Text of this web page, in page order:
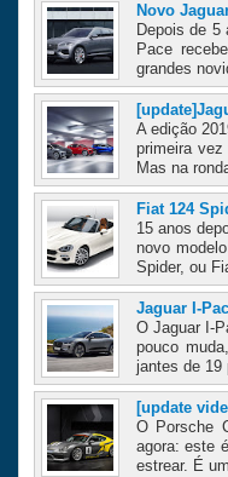
Novo
Depois de 5
Pace
grandes
A edição
primeira vez
Mas na
Fiat 124
15 anos
novo
Spider, ou
Jaguar I-
O Jaguar I-
pouco
jantes de 19
[update
O Porsche
agora: este
estrear. É